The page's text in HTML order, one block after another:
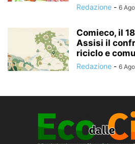
Redazione - 6
Comieco, il
Assisi il
riciclo e
Redazione - 6